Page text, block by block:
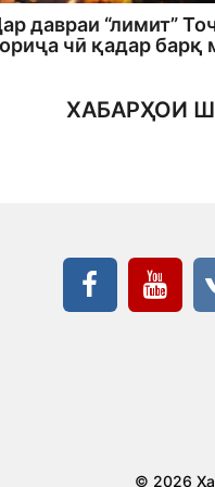
давраи “лимит”
чӣ қадар
ХАБАРҲОИ
© 2026